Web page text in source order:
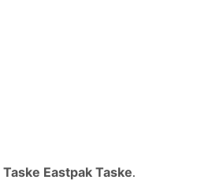
Taske Eastpak Taske